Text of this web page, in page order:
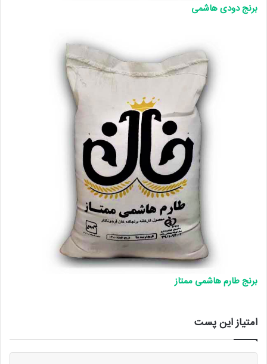
برنج دودی هاشمی
برنج طارم هاشمی ممتاز
امتیاز این پست